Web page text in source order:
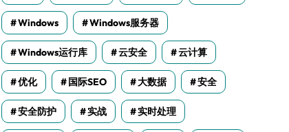
Windows Windows服务器
Windows运行库 云安全 云计算
优化 国际SEO 大数据 安全
安全防护 实战 实时处理